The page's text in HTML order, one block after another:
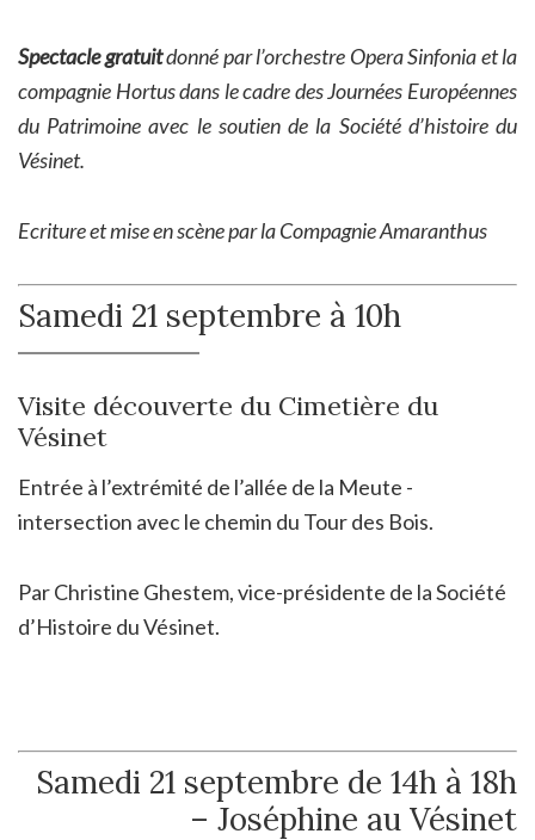
Spectacle gratuitdonné par l’orchestre Opera Sinfonia et la
compagnie Hortus dans le cadre des Journées Européennes
du Patrimoine avec le soutien de la Société d’histoire du
Vésinet.
Ecriture et mise en scène par la Compagnie Amaranthus
Samedi 21 septembre à 10h
Visite découverte du Cimetière du
Vésinet
Entrée à l’extrémité de l’allée de la Meute -
intersection avec le chemin du Tour des Bois.
Par Christine Ghestem, vice-présidente de la Société
d’Histoire du Vésinet.
Samedi 21 septembre de 14h à 18h
– Joséphine au Vésinet